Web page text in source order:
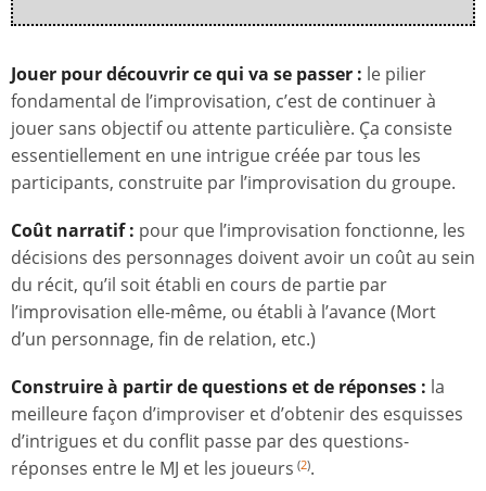
Jouer pour découvrir ce qui va se passer : le pilier
fondamental de l’improvisation, c’est de continuer à
jouer sans objectif ou attente particulière. Ça consiste
essentiellement en une intrigue créée par tous les
participants, construite par l’improvisation du groupe.
Coût narratif : pour que l’improvisation fonctionne, les
décisions des personnages doivent avoir un coût au sein
du récit, qu’il soit établi en cours de partie par
l’improvisation elle-même, ou établi à l’avance (Mort
d’un personnage, fin de relation, etc.)
Construire à partir de questions et de réponses : la
meilleure façon d’improviser et d’obtenir des esquisses
d’intrigues et du conflit passe par des questions-
réponses entre le MJ et les joueurs (2).